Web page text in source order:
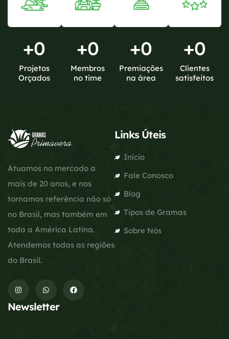
+0
Projetos
Orçados
+0
Membros
no time
+0
Premiações
na área
+0
Clientes
satisfeitos
Atuamos no mercado a
mais de 20 anos, e nos
tornamos referência não só
no Brasil, mas também em
toda a América Latina.
Atendemos todas as regiões
do Brasil.
Links Úteis
Início
Fale Conosco
Blog
Tipos de Gramas
Sobre Nós
Newsletter